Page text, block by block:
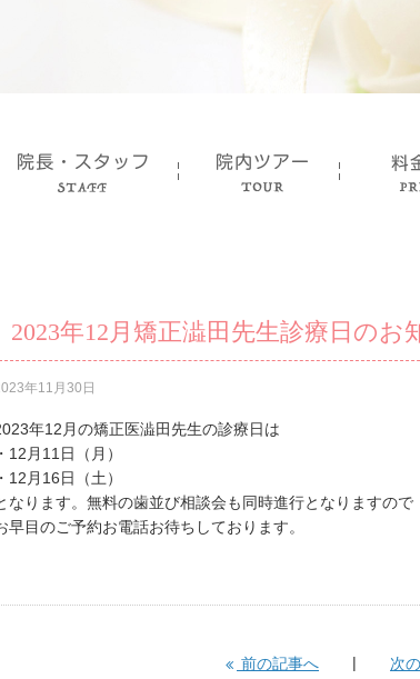
2023年12月矯正澁田先生診療日のお
年11月30日
年12月の矯正医澁田先生の診療日は
・12月11日（月）
・12月16日（土）
なります。無料の歯並び相談会も同時進行となりますので
早目のご予約お電話お待ちしております。
前の記事へ 次